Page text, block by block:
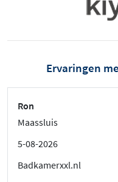
Ervaringen
Ron
Maassluis
5-08-2026
Badkamerxxl.nl